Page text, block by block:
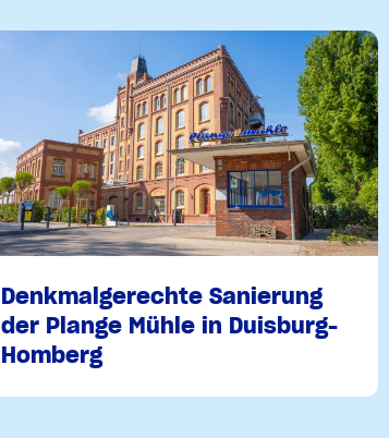
Denkmalgerechte Sanierung
der Plange Mühle in Duisburg-
Homberg